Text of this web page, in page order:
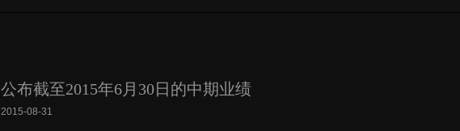
公布截至2015年6月30日的中期业绩
2015-08-31